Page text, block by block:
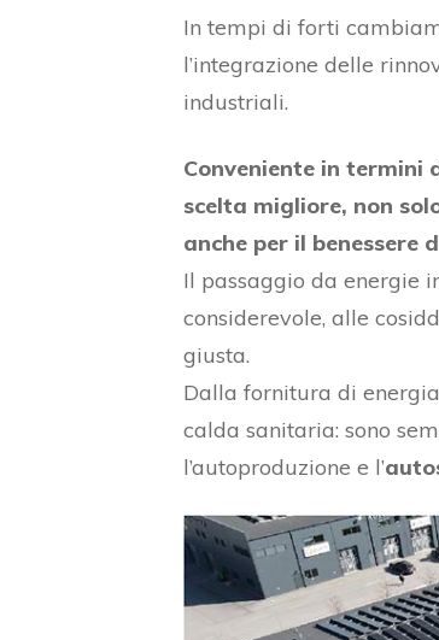
In tempi di forti
l’integrazione delle
industriali.
Conveniente in termini
scelta migliore, non
anche per il benessere
Il passaggio da energie
considerevole, alle
giusta.
Dalla fornitura di
calda sanitaria: sono
l’autoproduzione e l’